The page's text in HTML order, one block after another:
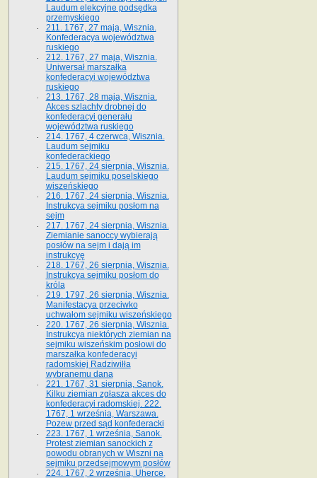
Laudum elekcyjne podsędka
przemyskiego
211. 1767, 27 maja, Wisznia.
Konfederacya województwa
ruskiego
212. 1767, 27 maja, Wisznia.
Uniwersał marszałka
konfederacyi województwa
ruskiego
213. 1767, 28 maja, Wisznia.
Akces szlachty drobnej do
konfederacyi generału
województwa ruskiego
214. 1767, 4 czerwca, Wisznia.
Laudum sejmiku
konfederackiego
215. 1767, 24 sierpnia, Wisznia.
Laudum sejmiku poselskiego
wiszeńskiego
216. 1767, 24 sierpnia, Wisznia.
Instrukcya sejmiku posłom na
sejm
217. 1767, 24 sierpnia, Wisznia.
Ziemianie sanoccy wybierają
posłów na sejm i dają im
instrukcyę
218. 1767, 26 sierpnia, Wisznia.
Instrukcya sejmiku posłom do
króla
219. 1797, 26 sierpnia, Wisznia.
Manifestacya przeciwko
uchwałom sejmiku wiszeńskiego
220. 1767, 26 sierpnia, Wisznia.
Instrukcya niektórych ziemian na
sejmiku wiszeńskim posłowi do
marszałka konfe­deracyi
radomskiej Radziwiłła
wybranemu dana
221. 1767, 31 sierpnia, Sanok.
Kilku ziemian zgłasza akces do
konfederacyi radomskiej. 222.
1767, 1 września, Warszawa.
Pozew przed sąd konfederacki
223. 1767, 1 września, Sanok.
Protest ziemian sanockich z
powodu obranych w Wiszni na
sejmiku przedsejmo­wym posłów
224. 1767, 2 września, Uherce.